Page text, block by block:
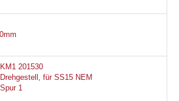
KM1 201530
Drehgestell, für SS15 NEM
Spur 1